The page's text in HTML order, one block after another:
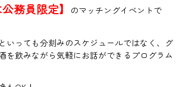
務員限定】
のマッチングイベントで
いっても分刻みのスケジュールではなく、グ
を飲みながら気軽にお話ができるプログラム